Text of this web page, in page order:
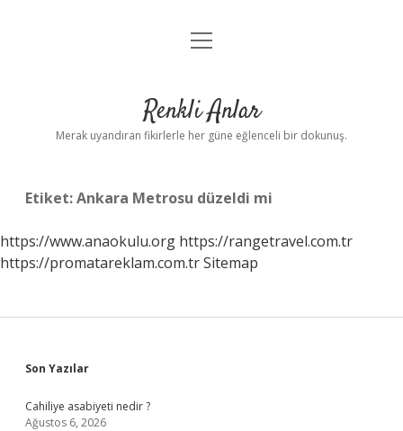
Anasayfa
Yasal Uyarı
menüyü
Renkli Anlar
Merak uyandıran fikirlerle her güne eğlenceli bir dokunuş.
Etiket:Ankara Metrosu düzeldi mi
https://www.anaokulu.org https://rangetravel.com.tr
https://promatareklam.com.trSitemap
Sidebar
Son Yazılar
Cahiliye asabiyeti nedir ?
Ağustos 6, 2026